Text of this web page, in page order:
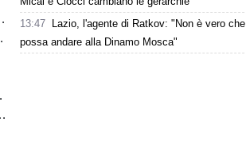
13:47
Lazio, l'agente di Ratkov: "Non è vero che
possa andare alla Dinamo Mosca"